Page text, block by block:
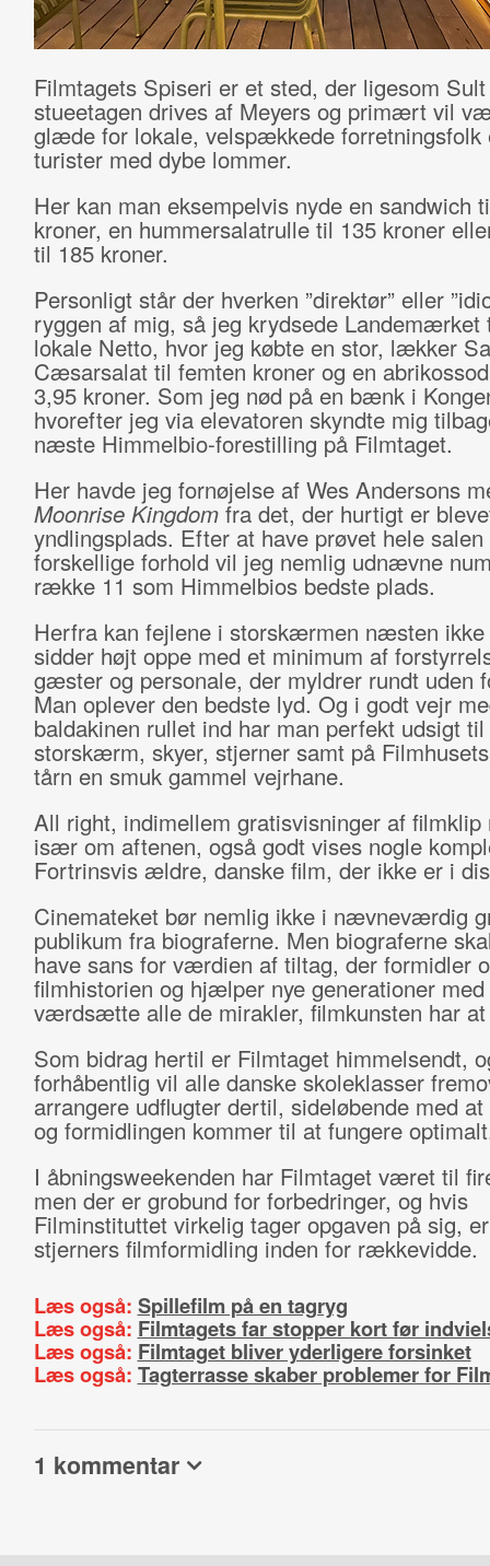
Filmtagets Spiseri er et sted, der ligesom
stueetagen drives af Meyers og primært vil
glæde for lokale, velspækkede forretningsfolk
turister med dybe lommer.
Her kan man eksempelvis nyde en sandwich
kroner, en hummersalatrulle til 135 kroner
til 185 kroner.
Personligt står der hverken ”direktør” eller
ryggen af mig, så jeg krydsede Landemærket
lokale Netto, hvor jeg købte en stor, lækker
Cæsarsalat til femten kroner og en
3,95 kroner. Som jeg nød på en bænk i
hvorefter jeg via elevatoren skyndte mig
næste Himmelbio-forestilling på Filmtaget.
Her havde jeg fornøjelse af Wes Andersons
Moonrise Kingdomfra det, der hurtigt er
yndlingsplads. Efter at have prøvet hele salen
forskellige forhold vil jeg nemlig udnævne
række 11 som Himmelbios bedste plads.
Herfra kan fejlene i storskærmen næsten ikke
sidder højt oppe med et minimum af
gæster og personale, der myldrer rundt uden
Man oplever den bedste lyd. Og i godt vejr
baldakinen rullet ind har man perfekt udsigt til
storskærm, skyer, stjerner samt på
tårn en smuk gammel vejrhane.
All right, indimellem gratisvisninger af filmklip
især om aftenen, også godt vises nogle
Fortrinsvis ældre, danske film, der ikke er i
Cinemateket bør nemlig ikke i nævneværdig
publikum fra biograferne. Men biograferne
have sans for værdien af tiltag, der formidler
filmhistorien og hjælper nye generationer med
værdsætte alle de mirakler, filmkunsten har at
Som bidrag hertil er Filmtaget himmelsendt,
forhåbentlig vil alle danske skoleklasser
arrangere udflugter dertil, sideløbende med
og formidlingen kommer til at fungere
I åbningsweekenden har Filmtaget været til
men der er grobund for forbedringer, og hvis
Filminstituttet virkelig tager opgaven på sig,
stjerners filmformidling inden for rækkevidde.
Læs også: Spillefilm på en tagryg
Læs også: Filmtagets far stopper kort før
Læs også: Filmtaget bliver yderligere forsinket
Læs også: Tagterrasse skaber problemer for
1 kommentar